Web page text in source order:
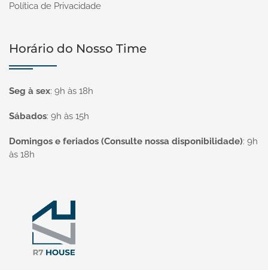
Política de Privacidade
Horário do Nosso Time
Seg à sex: 9h às 18h
Sábados: 9h às 15h
Domingos e feriados (Consulte nossa disponibilidade): 9h
às 18h